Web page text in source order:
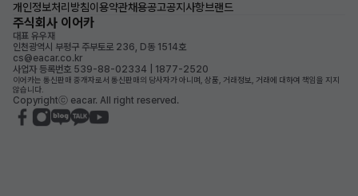
개인정보처리방침이용약관채용공고공지사항브랜드
주식회사 이어카
대표 유우재
인천광역시 부평구 주부토로 236, D동 1514호
cs@eacar.co.kr
사업자 등록번호 539-88-02334 | 1877-2520
이어카는 통신판매 중개자로서 통신판매의 당사자가 아니며, 상품, 거래정보, 거래에 대하여 책임을 지지
않습니다.
Copyrightⓒ eacar. All right reserved.